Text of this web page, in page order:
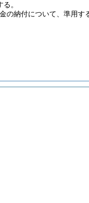
。
の納付について、準用す